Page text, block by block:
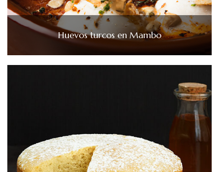
Huevos turcos en Mambo